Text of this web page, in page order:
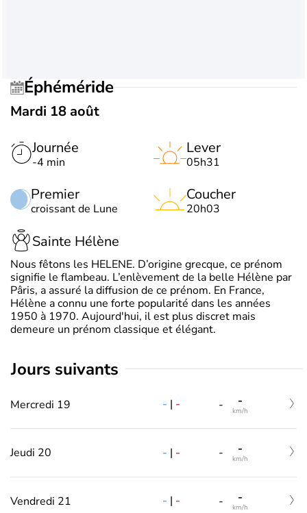
Éphéméride
Mardi 18 août
Journée
-4 min
Premier
croissant de Lune
Lever
05h31
Coucher
20h03
Sainte Hélène
Nous fêtons les HELENE. D’origine grecque, ce prénom
signifie le flambeau. L’enlèvement de la belle Hélène par
Pâris, a assuré la diffusion de ce prénom. En France,
Hélène a connu une forte popularité dans les années
1950 à 1970. Aujourd'hui, il est plus discret mais
demeure un prénom classique et élégant.
jours suivants
Mercredi 19 - | - - -
km/h
Jeudi 20 - | - - -
km/h
Vendredi 21 - | - - -
km/h